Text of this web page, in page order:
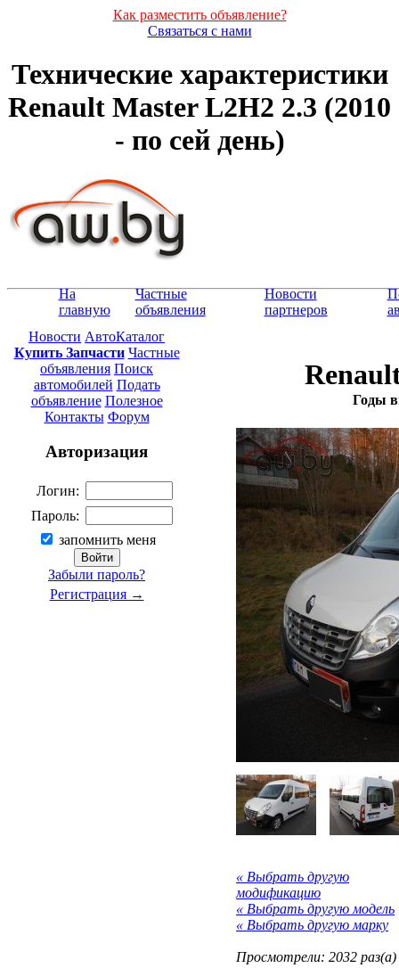
Как разместить объявление?
Связаться с нами
Технические характеристики
Renault Master L2H2 2.3 (2010
- по сей день)
На
главную
Частные
объявления
Новости
партнеров
Новости АвтоКаталог
Купить Запчасти Частные
объявления Поиск
автомобилей Подать
объявление Полезное
Контакты Форум
Авторизация
Логин:
Пароль:
запомнить меня
Забыли пароль?
Регистрация →
Годы
« Выбрать другую
модификацию
« Выбрать другую модель
« Выбрать другую марку
Просмотрели: 2032 раз(а)